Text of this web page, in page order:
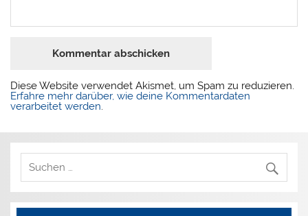
Diese Website verwendet Akismet, um Spam zu reduzieren.
Erfahre mehr darüber, wie deine Kommentardaten
verarbeitet werden